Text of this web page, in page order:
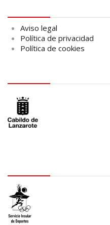
Aviso legal
Política de privacidad
Política de cookies